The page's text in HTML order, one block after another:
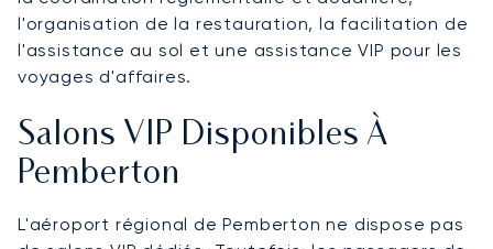
l'organisation de la restauration, la facilitation de
l'assistance au sol et une assistance VIP pour les
voyages d'affaires.
Salons VIP Disponibles À
Pemberton
L'aéroport régional de Pemberton ne dispose pas